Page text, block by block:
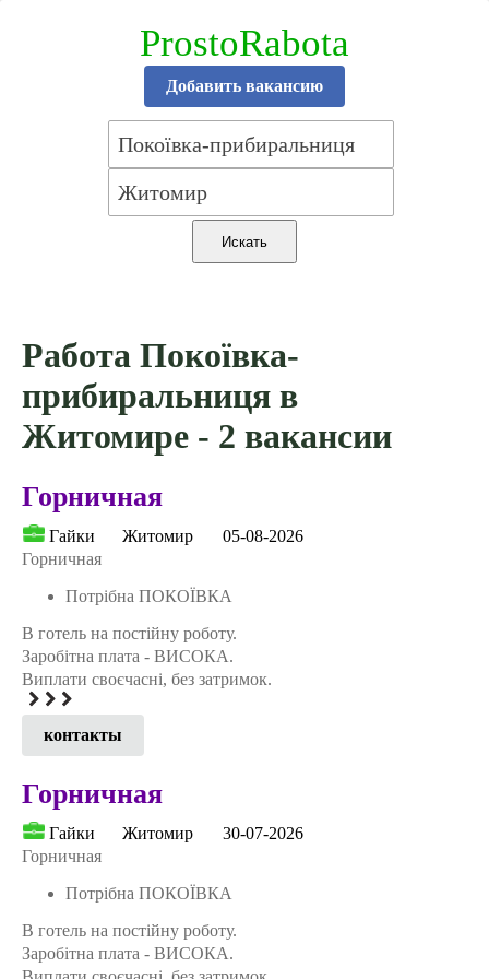
ProstoRabota
Добавить вакансию
Работа Покоївка-
прибиральниця в
Житомире - 2 вакансии
Горничная
Гайки Житомир
05-08-2026
Горничная
Потрібна ПОКОЇВКА
В готель на постійну роботу.
Заробітна плата - ВИСОКА.
Виплати своєчасні, без затримок.
контакты
Горничная
Гайки Житомир
30-07-2026
Горничная
Потрібна ПОКОЇВКА
В готель на постійну роботу.
Заробітна плата - ВИСОКА.